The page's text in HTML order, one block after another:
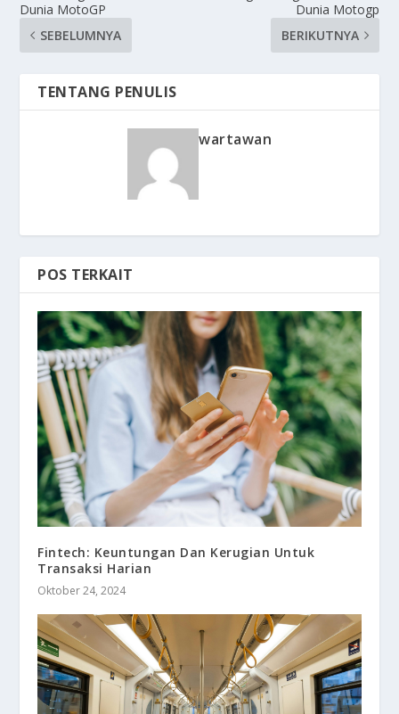
Dunia MotoGP
SEBELUMNYA
Dunia Motogp
BERIKUTNYA
TENTANG PENULIS
wartawan
POS TERKAIT
Fintech: Keuntungan Dan Kerugian Untuk
Transaksi Harian
Oktober 24, 2024